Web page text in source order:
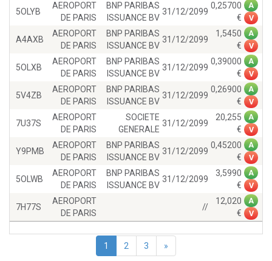
5OLYB
AEROPORT
DE PARIS
BNP PARIBAS
ISSUANCE BV
31/12/2099
0,25700
A
V
A4AXB
AEROPORT
DE PARIS
BNP PARIBAS
ISSUANCE BV
31/12/2099
1,5450
A
V
5OLXB
AEROPORT
DE PARIS
BNP PARIBAS
ISSUANCE BV
31/12/2099
0,39000
A
V
5V4ZB
AEROPORT
DE PARIS
BNP PARIBAS
ISSUANCE BV
31/12/2099
0,26900
A
V
7U37S
AEROPORT
DE PARIS
SOCIETE
GENERALE
31/12/2099
20,255
A
V
Y9PMB
AEROPORT
DE PARIS
BNP PARIBAS
ISSUANCE BV
31/12/2099
0,45200
A
V
5OLWB
AEROPORT
DE PARIS
BNP PARIBAS
ISSUANCE BV
31/12/2099
3,5990
A
V
7H77S
AEROPORT
DE PARIS
//
12,020
A
V
1 2 3 »